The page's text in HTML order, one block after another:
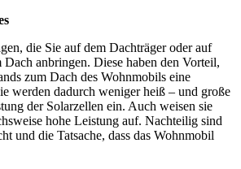
die Sie auf dem Dachträger oder auf
Dach anbringen. Diese haben den Vorteil,
zum Dach des Wohnmobils eine
werden dadurch weniger heiß – und große
der Solarzellen ein. Auch weisen sie
hohe Leistung auf. Nachteilig sind
und die Tatsache, dass das Wohnmobil